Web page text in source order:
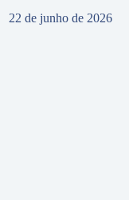
22 de junho de 2026